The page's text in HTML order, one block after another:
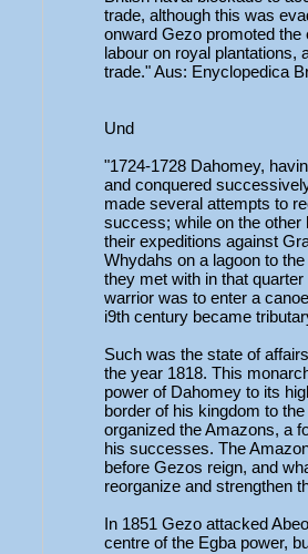
trade, although this was
onward Gezo promoted
labour on royal plantations,
trade." Aus: Enyclopedica
Und
"1724-1728 Dahomey,
and conquered
made several attempts to
success; while on the other
their expeditions against
Whydahs on a lagoon to
they met with in that
warrior was to enter a
i9th century became
Such was the state of
the year 1818. This
power of Dahomey to its
border of his kingdom to
organized the Amazons, a
his successes. The
before Gezos reign, and
reorganize and strengthen
In 1851 Gezo attacked
centre of the Egba power,